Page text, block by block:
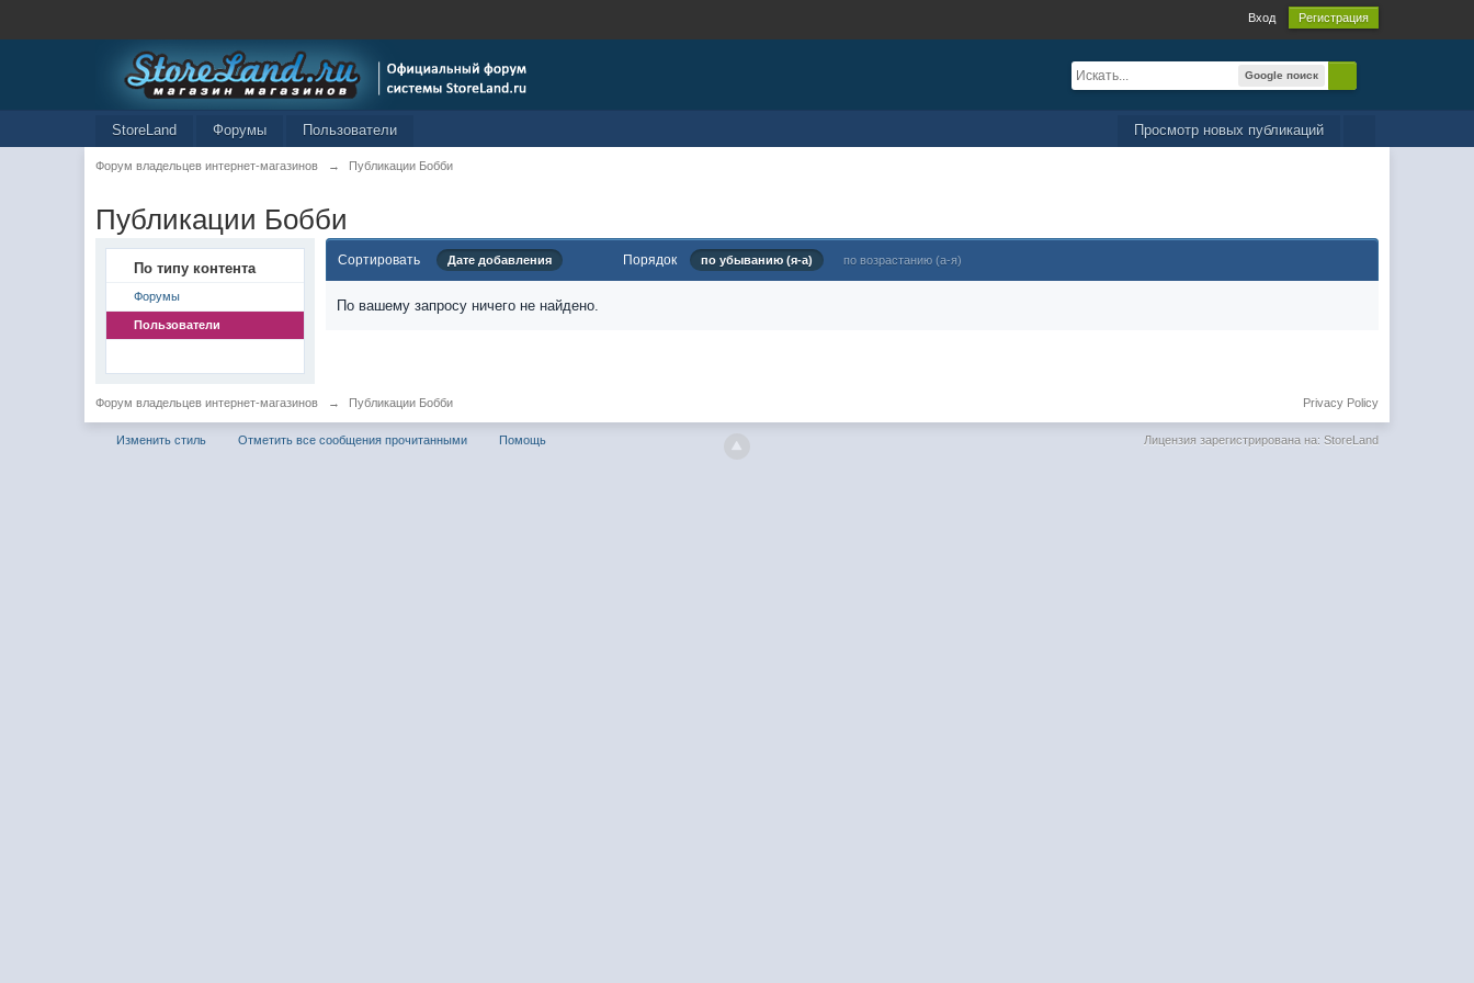
Вход Регистрация
Google поиск
Просмотр новых публикаций
StoreLand Форумы Пользователи
Форум владельцев интернет-магазинов → Публикации Бобби
Публикации Бобби
По типу контента
Форумы
Пользователи
Сортировать Дате добавления Порядок по убыванию (я-а) по возрастанию (а-я)
По вашему запросу ничего не найдено.
Форум владельцев интернет-магазинов → Публикации Бобби Privacy Policy
Изменить стиль Отметить все сообщения прочитанными Помощь Лицензия зарегистрирована на: StoreLand